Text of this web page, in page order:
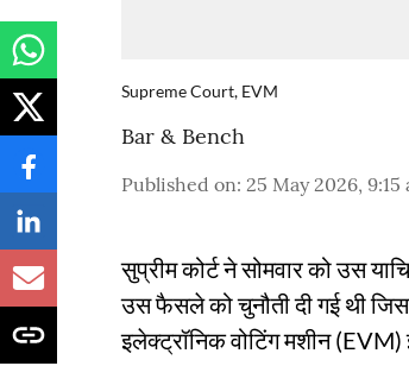
Supreme Court, EVM
Bar & Bench
Published on: 25 May 2026, 9:15
सुप्रीम कोर्ट ने सोमवार को उस
उस फैसले को चुनौती दी गई थी
इलेक्ट्रॉनिक वोटिंग मशीन (EVM)